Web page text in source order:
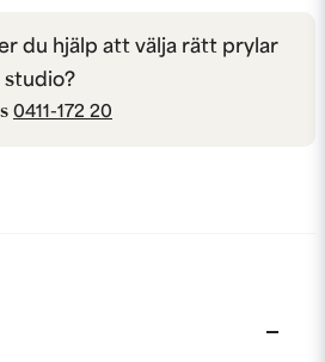
du hjälp att välja rätt prylar
studio?
0411-172 20